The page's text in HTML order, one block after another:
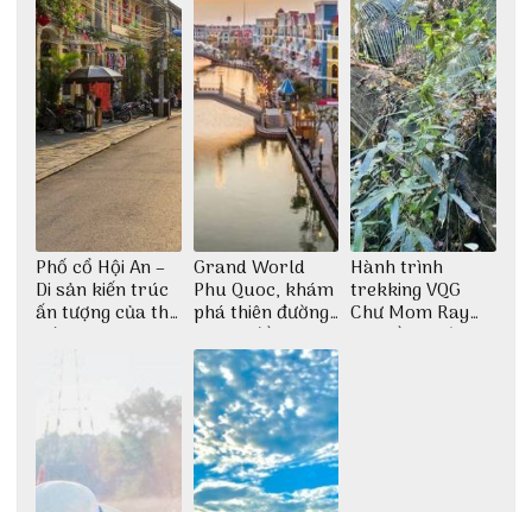
Phố cổ Hội An –
Di sản kiến trúc
ấn tượng của thế
giới
Grand World
Phu Quoc, khám
phá thiên đường
giải trí đầy sôi
động
Hành trình
trekking VQG
Chư Mom Ray
tìm về núi rừng